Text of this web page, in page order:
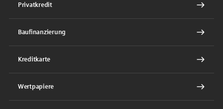
Privatkredit
Baufinanzierung
Kreditkarte
Wertpapiere